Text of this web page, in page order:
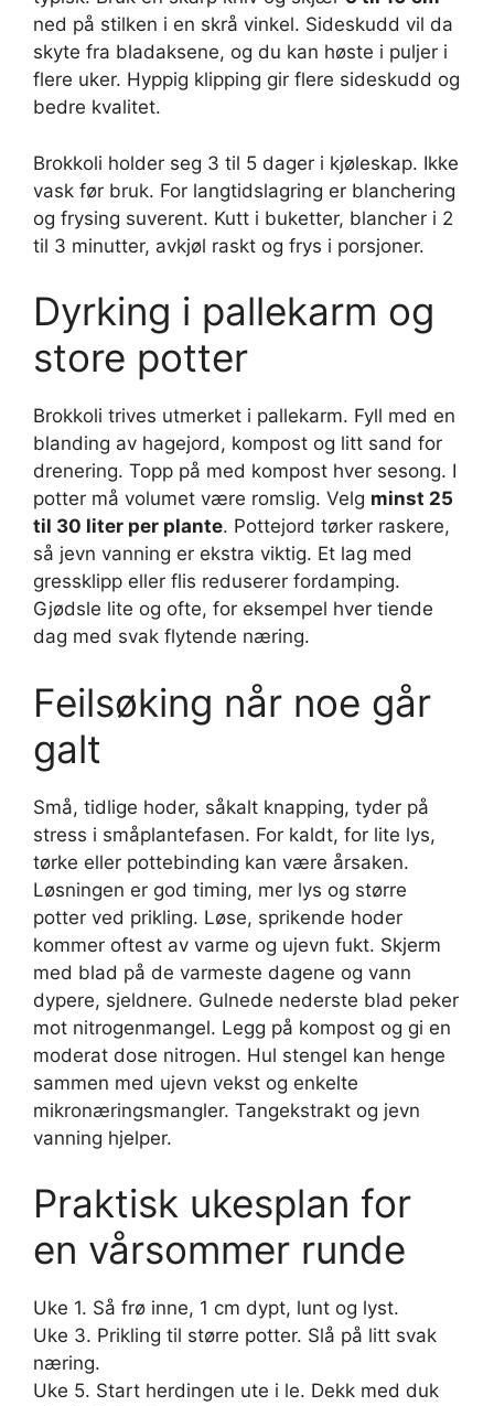
ned på stilken i en skrå vinkel. Sideskudd vil da
skyte fra bladaksene, og du kan høste i puljer i
flere uker. Hyppig klipping gir flere sideskudd og
bedre kvalitet.
Brokkoli holder seg 3 til 5 dager i kjøleskap. Ikke
vask før bruk. For langtidslagring er blanchering
og frysing suverent. Kutt i buketter, blancher i 2
til 3 minutter, avkjøl raskt og frys i porsjoner.
Dyrking i pallekarm og
store potter
Brokkoli trives utmerket i pallekarm. Fyll med en
blanding av hagejord, kompost og litt sand for
drenering. Topp på med kompost hver sesong. I
potter må volumet være romslig. Velg minst 25
til 30 liter per plante. Pottejord tørker raskere,
så jevn vanning er ekstra viktig. Et lag med
gressklipp eller flis reduserer fordamping.
Gjødsle lite og ofte, for eksempel hver tiende
dag med svak flytende næring.
Feilsøking når noe går
galt
Små, tidlige hoder, såkalt knapping, tyder på
stress i småplantefasen. For kaldt, for lite lys,
tørke eller pottebinding kan være årsaken.
Løsningen er god timing, mer lys og større
potter ved prikling. Løse, sprikende hoder
kommer oftest av varme og ujevn fukt. Skjerm
med blad på de varmeste dagene og vann
dypere, sjeldnere. Gulnede nederste blad peker
mot nitrogenmangel. Legg på kompost og gi en
moderat dose nitrogen. Hul stengel kan henge
sammen med ujevn vekst og enkelte
mikronæringsmangler. Tangekstrakt og jevn
vanning hjelper.
Praktisk ukesplan for
en vårsommer runde
Uke 1. Så frø inne, 1 cm dypt, lunt og lyst.
Uke 3. Prikling til større potter. Slå på litt svak
næring.
Uke 5. Start herdingen ute i le. Dekk med duk